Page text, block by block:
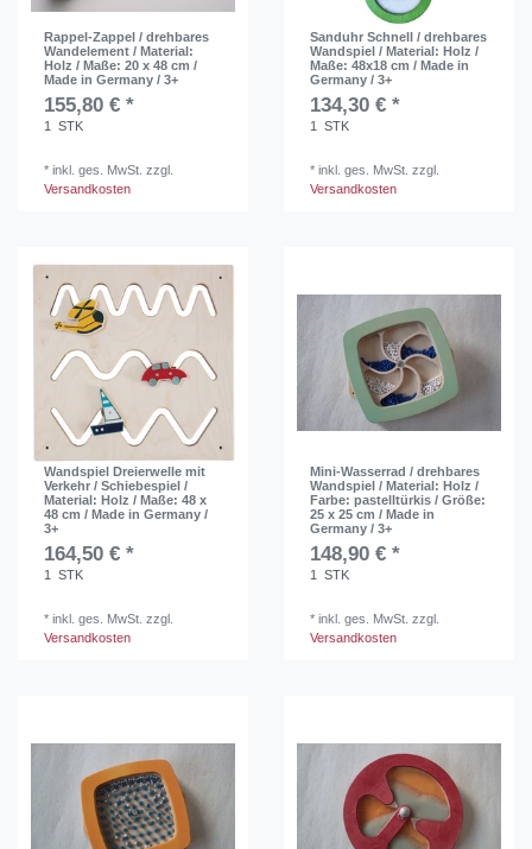
Rappel-Zappel / drehbares
Wandelement / Material:
Holz / Maße: 20 x 48 cm /
Made in Germany / 3+
155,80 € *
1 STK
*inkl. ges. MwSt. zzgl.
Versandkosten
Sanduhr Schnell / drehbares
Wandspiel / Material: Holz /
Maße: 48x18 cm / Made in
Germany / 3+
134,30 € *
1 STK
*inkl. ges. MwSt. zzgl.
Versandkosten
Wandspiel Dreierwelle mit
Verkehr / Schiebespiel /
Material: Holz / Maße: 48 x
48 cm / Made in Germany /
3+
164,50 € *
1 STK
*inkl. ges. MwSt. zzgl.
Versandkosten
Mini-Wasserrad / drehbares
Wandspiel / Material: Holz /
Farbe: pastelltürkis / Größe:
25 x 25 cm / Made in
Germany / 3+
148,90 € *
1 STK
*inkl. ges. MwSt. zzgl.
Versandkosten